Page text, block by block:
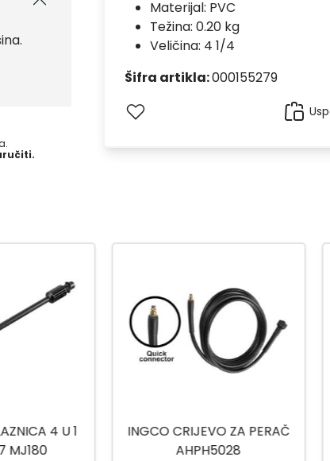
Materijal: PVC
Težina: 0.20 kg
Veličina: 4 1/4
Šifra artikla:000155279
ZA PERAČ
VISOKOTLAČNI PERAČ K5
POWER